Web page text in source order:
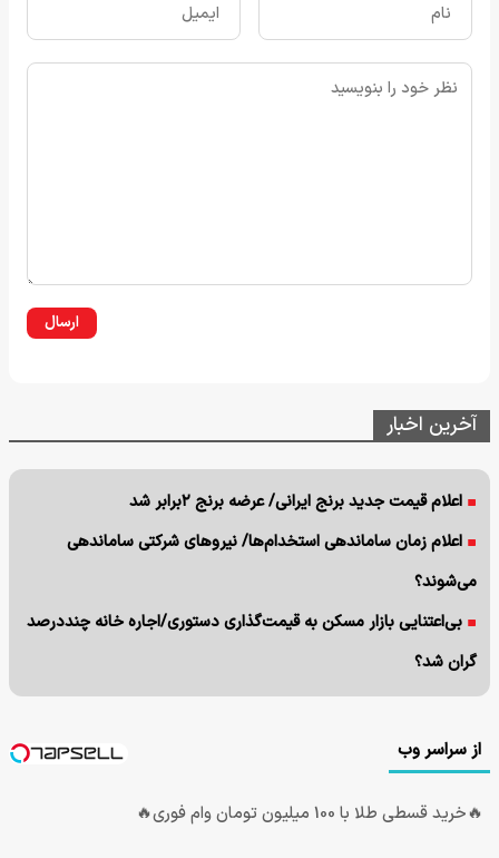
ارسال
آخرین اخبار
اعلام قیمت جدید برنج ایرانی/ عرضه برنج ۲برابر شد
اعلام زمان ساماندهی استخدام‌‌ها/ نیروهای شرکتی ساماندهی
می‌شوند؟
بی‌اعتنایی بازار مسکن به قیمت‌گذاری دستوری/اجاره خانه چنددرصد
گران شد؟
از سراسر وب
🔥خرید قسطی طلا با 100 میلیون تومان وام فوری🔥